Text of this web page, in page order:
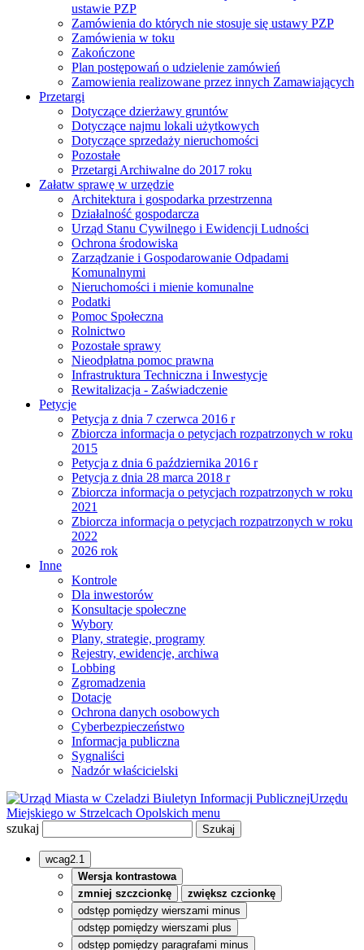
ustawie PZP
Zamówienia do których nie stosuje się ustawy PZP
Zamówienia w toku
Zakończone
Plan postępowań o udzielenie zamówień
Zamowienia realizowane przez innych Zamawiających
Przetargi
Dotyczące dzierżawy gruntów
Dotyczące najmu lokali użytkowych
Dotyczące sprzedaży nieruchomości
Pozostałe
Przetargi Archiwalne do 2017 roku
Załatw sprawę w urzędzie
Architektura i gospodarka przestrzenna
Działalność gospodarcza
Urząd Stanu Cywilnego i Ewidencji Ludności
Ochrona środowiska
Zarządzanie i Gospodarowanie Odpadami
Komunalnymi
Nieruchomości i mienie komunalne
Podatki
Pomoc Społeczna
Rolnictwo
Pozostałe sprawy
Nieodpłatna pomoc prawna
Infrastruktura Techniczna i Inwestycje
Rewitalizacja - Zaświadczenie
Petycje
Petycja z dnia 7 czerwca 2016 r
Zbiorcza informacja o petycjach rozpatrzonych w roku
2015
Petycja z dnia 6 października 2016 r
Petycja z dnia 28 marca 2018 r
Zbiorcza informacja o petycjach rozpatrzonych w roku
2021
Zbiorcza informacja o petycjach rozpatrzonych w roku
2022
2026 rok
Inne
Kontrole
Dla inwestorów
Konsultacje społeczne
Wybory
Plany, strategie, programy
Rejestry, ewidencje, archiwa
Lobbing
Zgromadzenia
Dotacje
Ochrona danych osobowych
Cyberbezpieczeństwo
Informacja publiczna
Sygnaliści
Nadzór właścicielski
Biuletyn Informacji PublicznejUrzędu
Miejskiego w Strzelcach Opolskich menu
szukaj
wcag2.1
Wersja kontrastowa
zmniej szczcionkę
zwiększ czcionkę
odstęp pomiędzy wierszami minus
odstęp pomiędzy wierszami plus
odstęp pomiędzy paragrafami minus